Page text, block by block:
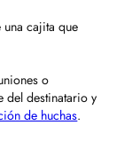
cajita que
o
del destinatario y
de huchas.